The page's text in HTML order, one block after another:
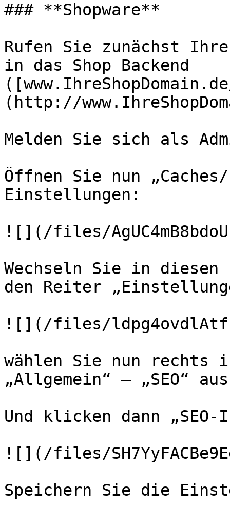
### **Shopware**
Rufen Sie zunächst
in das Shop Backend
(http://
Melden Sie sich als
Öffnen Sie nun
Einstellungen:
![](/files/
Wechseln Sie in
den Reiter
![](/files/
wählen Sie nun rechts
„Allgemein“ – „SEO“
Und klicken dann
![](/files/